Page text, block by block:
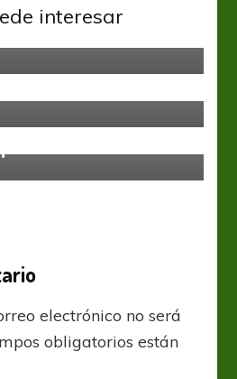
interesar
22 de febrero
electrónico no será
obligatorios están